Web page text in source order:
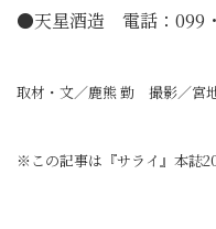
●天星酒造 電話：099
取材・文／鹿熊 勤 撮影／宮
※この記事は『サライ』本誌